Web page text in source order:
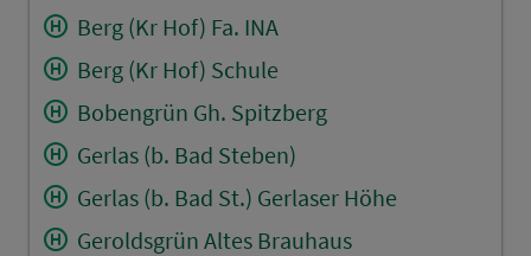
Berg (Kr Hof) Fa. INA
Berg (Kr Hof) Schule
Bobengrün Gh. Spitzberg
Gerlas (b. Bad Steben)
Gerlas (b. Bad St.) Gerlaser Höhe
Geroldsgrün Altes Brauhaus